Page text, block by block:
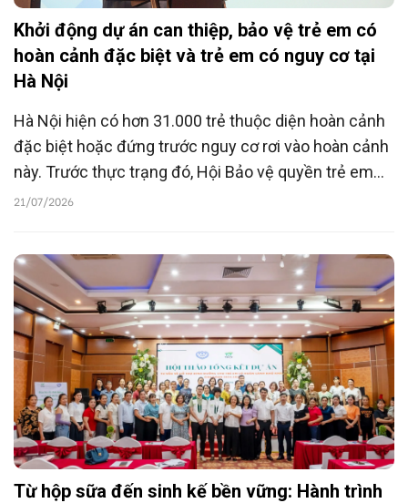
Khởi động dự án can thiệp, bảo vệ trẻ em có
hoàn cảnh đặc biệt và trẻ em có nguy cơ tại
Hà Nội
Hà Nội hiện có hơn 31.000 trẻ thuộc diện hoàn cảnh
đặc biệt hoặc đứng trước nguy cơ rơi vào hoàn cảnh
này. Trước thực trạng đó, Hội Bảo vệ quyền trẻ em
Việt Nam phối hợp với Tổ chức Blue Dragon
thời tiếp cận các dịch vụ thiết yếu và có điều kiện
phát triển toàn diện.
21/07/2026
Từ hộp sữa đến sinh kế bền vững: Hành trình